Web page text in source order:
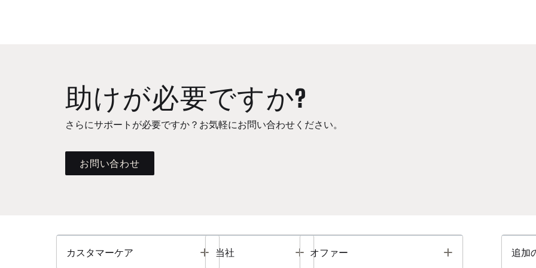
助けが必要ですか?
さらにサポートが必要ですか？お気軽にお問い合わせください。
お問い合わせ
カスタマーケア Toggle
当社 Toggle
オファー Toggle 追加